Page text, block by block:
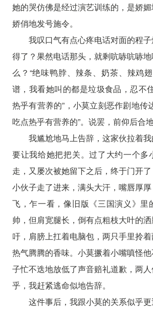
她的哭仿佛是经过演艺训练的，是娇
娇俏地发号施令。
我叹口气有点心疼电话对面的程
得了？果然电话那头，就剩吭哧吭哧
么？“绝味鸭脖、辣条、奶茶、辣鸡
谱，我看她叫的都是垃圾食品，忍不
热乎有营养的”，小莫立刻恶作剧地传
吃点热乎有营养的”。说罢，前仰后合地
我尴尬地马上告辞，这家伙拉着我
要让我给她把把关。过了大约一个多
走，又屡次被她留下之后，终于门开
小伙子走了进来，满头大汗，嘴唇厚
飞，乍一看，像旧版《三国演义》里
帅，但肩宽腿长，倒有点粗枝大叶的
吁，肩膀上扛着电脑包，两只手里拎
热气腾腾的香味。小莫撅着小嘴嗔怪
子忙不迭地放低了声音赔礼道歉，两
乎，我赶紧逃命似地告辞。
这件事后，我跟小莫的关系似乎